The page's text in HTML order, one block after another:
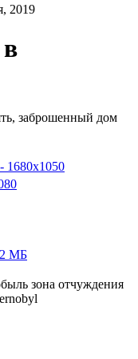
2019
2 МБ
1680x1050
зона отчуждения